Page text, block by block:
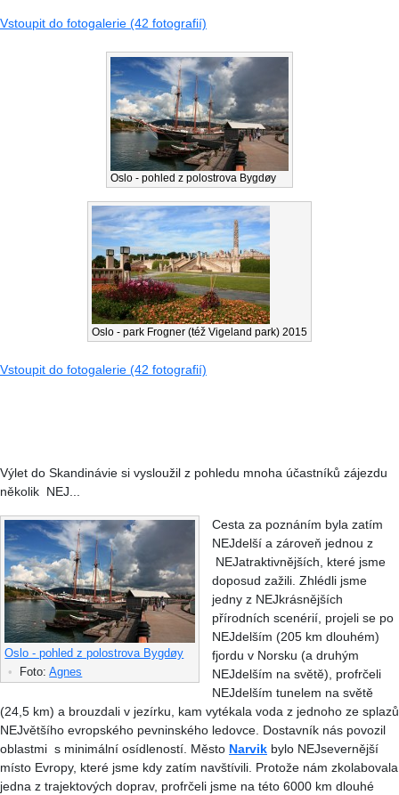
Vstoupit do fotogalerie (42 fotografií)
Oslo - pohled z polostrova Bygdøy
Oslo - park Frogner (též Vigeland park) 2015
Vstoupit do fotogalerie (42 fotografií)
Výlet do Skandinávie si vysloužil z pohledu mnoha účastníků zájezdu
několik NEJ...
Oslo - pohled z polostrova Bygdøy
•
Foto:Agnes
Cesta za poznáním byla zatím
NEJdelší a zároveň jednou z
NEJatraktivnějších, které jsme
doposud zažili. Zhlédli jsme
jedny z NEJkrásnějších
přírodních scenérií, projeli se po
NEJdelším (205 km dlouhém)
fjordu v Norsku (a druhým
NEJdelším na světě), profrčeli
NEJdelším tunelem na světě
(24,5 km) a brouzdali v jezírku, kam vytékala voda z jednoho ze splazů
NEJvětšího evropského pevninského ledovce. Dostavník nás povozil
oblastmi s minimální osídleností. Město Narvik bylo NEJsevernější
místo Evropy, které jsme kdy zatím navštívili. Protože nám zkolabovala
jedna z trajektových doprav, profrčeli jsme na této 6000 km dlouhé